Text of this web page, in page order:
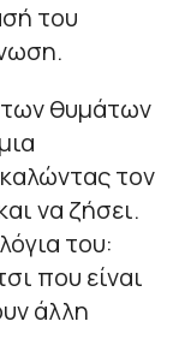
του
των θυμάτων
τον
να ζήσει.
του:
που είναι
άλλη